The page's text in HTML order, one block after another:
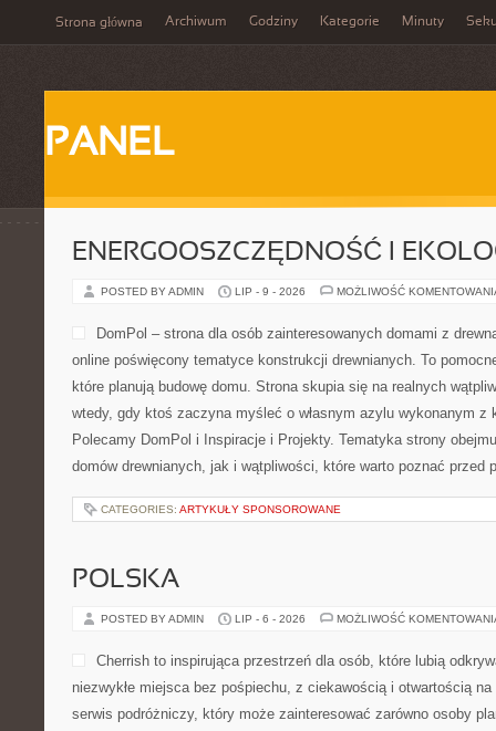
Strona główna Archiwum Godziny Kategorie Minuty
PANEL
ENERGOOSZCZĘDNOŚĆ I
POSTED BY ADMIN LIP - 9 - 2026 MOŻLIWOŚĆ
DomPol – strona dla osób zainteresowanych domami z
online poświęcony tematyce konstrukcji drewnianych. To
które planują budowę domu. Strona skupia się na realnych
wtedy, gdy ktoś zaczyna myśleć o własnym azylu wykonanym z
Polecamy DomPol i Inspiracje i Projekty. Tematyka strony
domów drewnianych, jak i wątpliwości, które warto poznać przed
CATEGORIES: ARTYKUŁY SPONSOROWANE
POLSKA
POSTED BY ADMIN LIP - 6 - 2026 MOŻLIWOŚĆ
Cherrish to inspirująca przestrzeń dla osób, które lubią
niezwykłe miejsca bez pośpiechu, z ciekawością i otwartością
serwis podróżniczy, który może zainteresować zarówno osoby